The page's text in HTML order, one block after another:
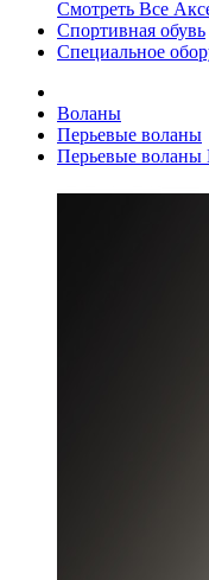
Смотреть Все
Спортивная обувь
Специальное
Воланы
Перьевые воланы
Перьевые воланы